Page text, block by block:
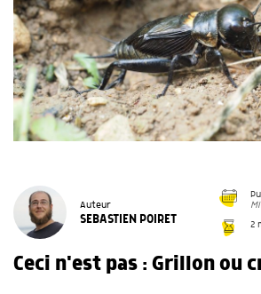
Auteur
SEBASTIEN POIRET
2
Ceci n'est pas : Grillon ou